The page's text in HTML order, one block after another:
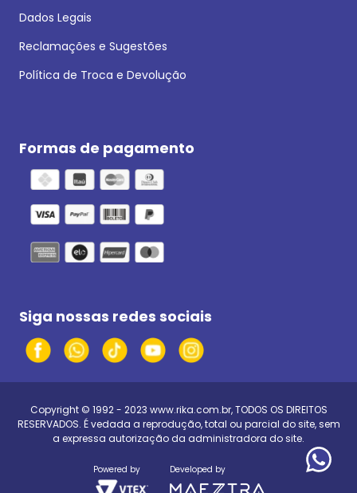
Dados Legais
Reclamações e Sugestões
Política de Troca e Devolução
Formas de pagamento
Siga nossas redes sociais
Copyright © 1992 - 2023 www.rika.com.br, TODOS OS DIREITOS
RESERVADOS. É vedada a reprodução, total ou parcial do site, sem
a expressa autorização da administradora do site.
Powered by Developed by